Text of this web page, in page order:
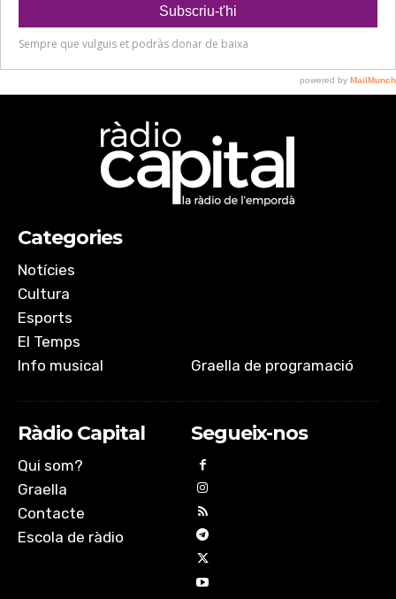
Categories
Notícies
Cultura
Esports
El Temps
Info musical
Graella de programació
Ràdio Capital
Qui som?
Graella
Contacte
Escola de ràdio
Segueix-nos